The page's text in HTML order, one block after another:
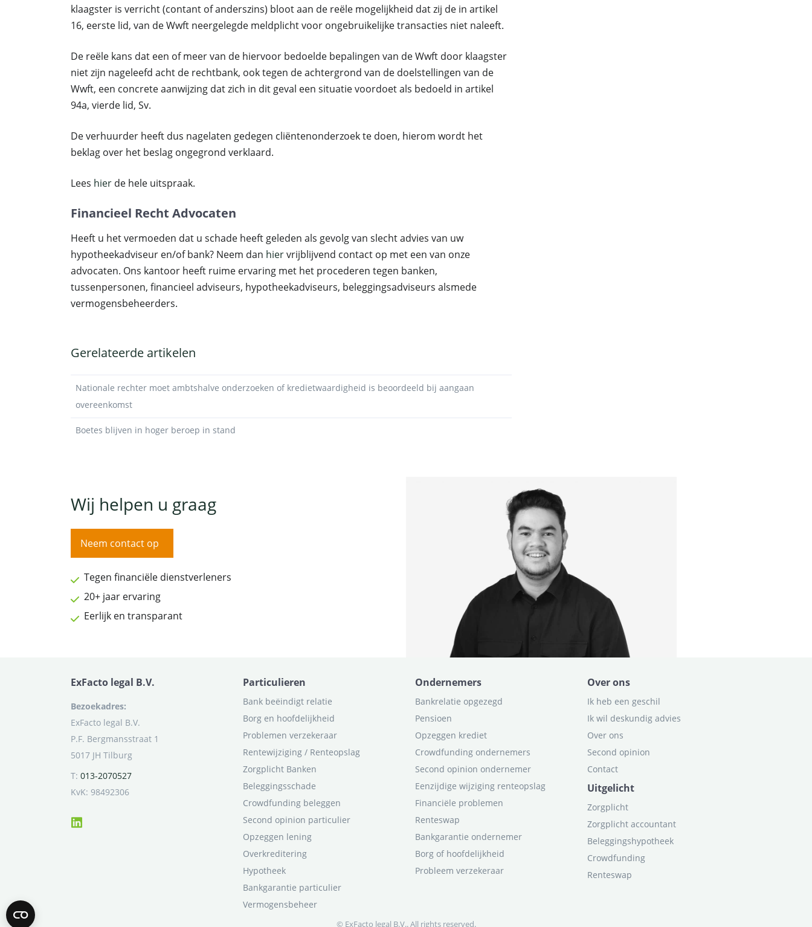
klaagster is verricht (contant of anderszins) bloot aan de reële mogelijkheid dat zij de in artikel
16, eerste lid, van de Wwft neergelegde meldplicht voor ongebruikelijke transacties niet naleeft.
De reële kans dat een of meer van de hiervoor bedoelde bepalingen van de Wwft door klaagster
niet zijn nageleefd acht de rechtbank, ook tegen de achtergrond van de doelstellingen van de
Wwft, een concrete aanwijzing dat zich in dit geval een situatie voordoet als bedoeld in artikel
94a, vierde lid, Sv.
De verhuurder heeft dus nagelaten gedegen cliëntenonderzoek te doen, hierom wordt het
beklag over het beslag ongegrond verklaard.
Lees hier de hele uitspraak.
Financieel Recht Advocaten
Heeft u het vermoeden dat u schade heeft geleden als gevolg van slecht advies van uw
hypotheekadviseur en/of bank? Neem dan hiervrijblijvend contact op met een van onze
advocaten. Ons kantoor heeft ruime ervaring met het procederen tegen banken,
tussenpersonen, financieel adviseurs, hypotheekadviseurs, beleggingsadviseurs alsmede
vermogensbeheerders.
Gerelateerde artikelen
Nationale rechter moet ambtshalve onderzoeken of kredietwaardigheid is beoordeeld bij aangaan
overeenkomst
Boetes blijven in hoger beroep in stand
Wij helpen u graag
Neem contact op
Tegen financiële dienstverleners
20+ jaar ervaring
Eerlijk en transparant
ExFacto legal B.V.
Bezoekadres:
ExFacto legal B.V.
P.F. Bergmansstraat 1
5017 JH Tilburg
T: 013-2070527
KvK: 98492306
Particulieren
Bank beëindigt relatie
Borg en hoofdelijkheid
Problemen verzekeraar
Rentewijziging / Renteopslag
Zorgplicht Banken
Beleggingsschade
Crowdfunding beleggen
Second opinion particulier
Opzeggen lening
Overkreditering
Hypotheek
Bankgarantie particulier
Vermogensbeheer
Ondernemers
Bankrelatie opgezegd
Pensioen
Opzeggen krediet
Crowdfunding ondernemers
Second opinion ondernemer
Eenzijdige wijziging renteopslag
Financiële problemen
Renteswap
Bankgarantie ondernemer
Borg of hoofdelijkheid
Probleem verzekeraar
Over ons
Ik heb een geschil
Ik wil deskundig advies
Over ons
Second opinion
Contact
Uitgelicht
Zorgplicht
Zorgplicht accountant
Beleggingshypotheek
Crowdfunding
Renteswap
© ExFacto legal B.V.. All rights reserved.